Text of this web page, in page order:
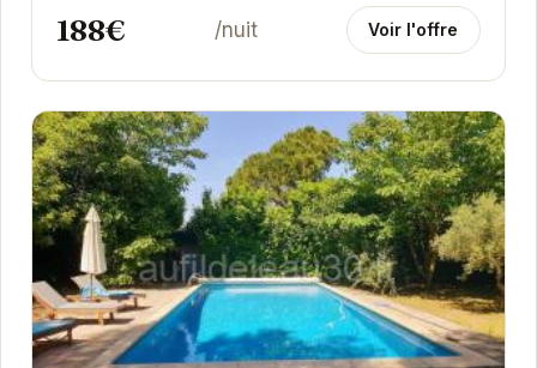
188€ /nuit Voir l'offre